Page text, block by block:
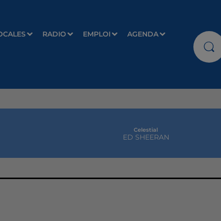
RADIO EMPLOI AGENDA
Celestial
ED SHEERAN